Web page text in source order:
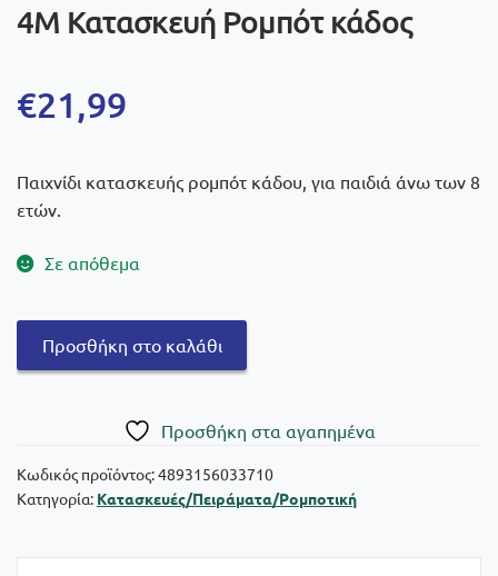
4Μ Κατασκευή Ρομπότ κάδος
€21,99
Παιχνίδι κατασκευής ρομπότ κάδου, για παιδιά άνω των 8
ετών.
Σε απόθεμα
Κατασκευή
Προσθήκη στο καλάθι
Πρoσθήκη στα αγαπημένα
Κωδικός προϊόντος:4893156033710
Κατηγορία: Κατασκευές/Πειράματα/Ρομποτική